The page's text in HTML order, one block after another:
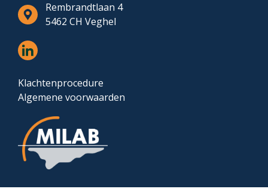
Rembrandtlaan 4
5462 CH Veghel
Klachtenprocedure
Algemene voorwaarden